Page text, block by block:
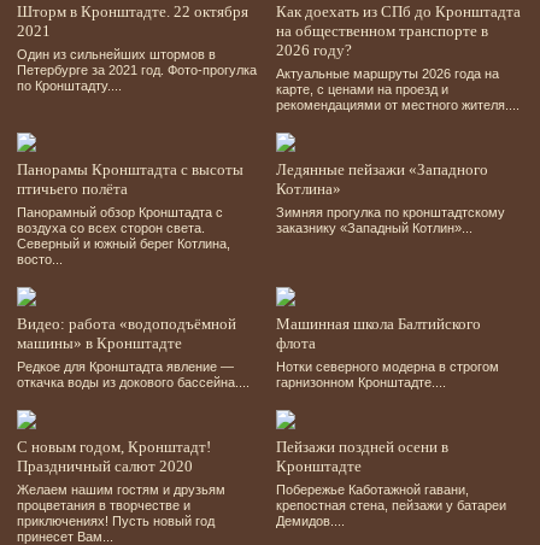
Шторм в Кронштадте. 22 октября
2021
Один из сильнейших штормов в
Петербурге за 2021 год. Фото-прогулка
по Кронштадту....
Как доехать из СПб до Кронштадта
на общественном транспорте в
2026 году?
Актуальные маршруты 2026 года на
карте, c ценами на проезд и
рекомендациями от местного жителя....
Панорамы Кронштадта с высоты
птичьего полёта
Панорамный обзор Кронштадта с
воздуха со всех сторон света.
Северный и южный берег Котлина,
восто...
Ледянные пейзажи «Западного
Котлина»
Зимняя прогулка по кронштадтскому
заказнику «Западный Котлин»...
Видео: работа «водоподъёмной
машины» в Кронштадте
Редкое для Кронштадта явление —
откачка воды из докового бассейна....
Машинная школа Балтийского
флота
Нотки северного модерна в строгом
гарнизонном Кронштадте....
С новым годом, Кронштадт!
Праздничный салют 2020
Желаем нашим гостям и друзьям
процветания в творчестве и
приключениях! Пусть новый год
принесет Вам...
Пейзажи поздней осени в
Кронштадте
Побережье Каботажной гавани,
крепостная стена, пейзажи у батареи
Демидов....